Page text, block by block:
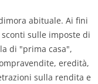
abituale. Ai fini
sulle imposte di
di "prima casa",
eredità,
sulla rendita e